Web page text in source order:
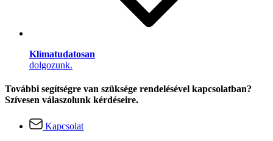
Klímatudatosan
dolgozunk.
További segítségre van szüksége rendelésével kapcsolatban?
Szívesen válaszolunk kérdéseire.
Kapcsolat